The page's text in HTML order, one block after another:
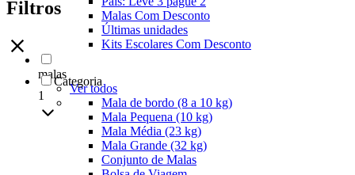
Malas Com Desconto
Últimas unidades
Kits Escolares Com Desconto
malas
Ver todos
Mala de bordo (8 a 10 kg)
Mala Pequena (10 kg)
Mala Média (23 kg)
Mala Grande (32 kg)
Conjunto de Malas
Filtros
Categoria
1